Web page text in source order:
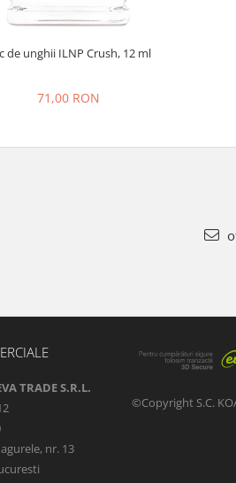
de unghii ILNP Crush, 12 ml
71,00 RON
TRADE S.R.L.
nr. 13
©Copyright S.C.